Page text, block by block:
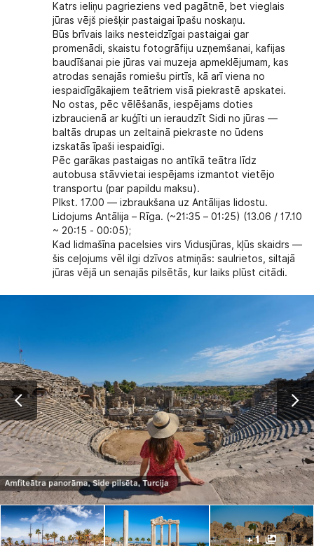
Katrs ieliņu pagrieziens ved pagātnē, bet vieglais
jūras vējš piešķir pastaigai īpašu noskaņu.
Būs brīvais laiks nesteidzīgai pastaigai gar
promenādi, skaistu fotogrāfiju uzņemšanai, kafijas
baudīšanai pie jūras vai muzeja apmeklējumam, kas
atrodas senajās romiešu pirtīs, kā arī viena no
iespaidīgākajiem teātriem visā piekrastē apskatei.
No ostas, pēc vēlēšanās, iespējams doties
izbraucienā ar kuģīti un ieraudzīt Sidi no jūras —
baltās drupas un zeltainā piekraste no ūdens
izskatās īpaši iespaidīgi.
Pēc garākas pastaigas no antīkā teātra līdz
autobusa stāvvietai iespējams izmantot vietējo
transportu (par papildu maksu).
Plkst. 17.00 — izbraukšana uz Antālijas lidostu.
Lidojums Antālija – Rīga. (~21:35 – 01:25) (13.06 / 17.10
~ 20:15 - 00:05);
Kad lidmašīna pacelsies virs Vidusjūras, kļūs skaidrs —
šis ceļojums vēl ilgi dzīvos atmiņās: saulrietos, siltajā
jūras vējā un senajās pilsētās, kur laiks plūst citādi.
+ 1